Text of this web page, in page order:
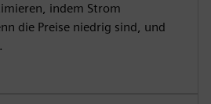
indem Strom
die Preise niedrig sind, und